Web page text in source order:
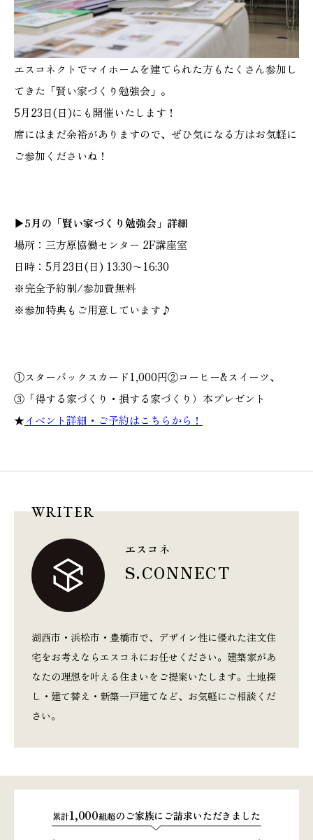
エスコネクトでマイホームを建てられた方もたくさん参加し
てきた「賢い家づくり勉強会」。
5月23日(日)にも開催いたします！
席にはまだ余裕がありますので、ぜひ気になる方はお気軽に
ご参加くださいね！
▶︎5月の「賢い家づくり勉強会」詳細
場所：三方原協働センター 2F講座室
日時：5月23日(日) 13:30〜16:30
※完全予約制/参加費無料
※参加特典もご用意しています♪
①スターバックスカード1,000円②コーヒー&スイーツ、
③「得する家づくり・損する家づくり）本プレゼント
★イベント詳細・ご予約はこちらから！
WRITER
エスコネ
S.CONNECT
湖西市・浜松市・豊橋市で、デザイン性に優れた注文住
宅をお考えならエスコネにお任せください。建築家があ
なたの理想を叶える住まいをご提案いたします。土地探
し・建て替え・新築一戸建てなど、お気軽にご相談くだ
さい。
累計1,000組超のご家族にご請求いただきました